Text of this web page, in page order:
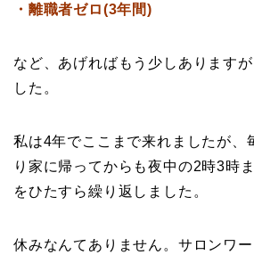
・離職者ゼロ(3年間)
など、あげればもう少しあります
した。
私は4年でここまで来れましたが、
り家に帰ってからも夜中の2時3時
をひたすら繰り返しました。
休みなんてありません。サロンワ